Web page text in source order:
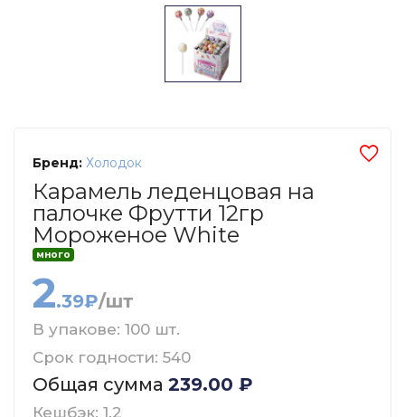
Бренд: Холодок
Карамель леденцовая на
палочке Фрутти 12гр
Мороженое White
много
2.39₽/шт
В упакове: 100 шт.
Срок годности: 540
Общая сумма 239.00 ₽
Кешбэк: 1.2